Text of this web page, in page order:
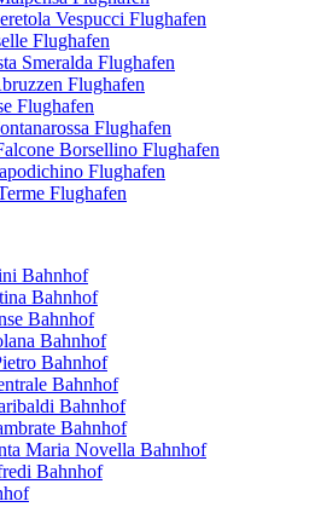
Vespucci Flughafen
Flughafen
Smeralda Flughafen
Flughafen
Flughafen
Flughafen
Borsellino Flughafen
Flughafen
Flughafen
Bahnhof
Bahnhof
Bahnhof
Bahnhof
Bahnhof
Bahnhof
Bahnhof
Bahnhof
Maria Novella Bahnhof
Bahnhof